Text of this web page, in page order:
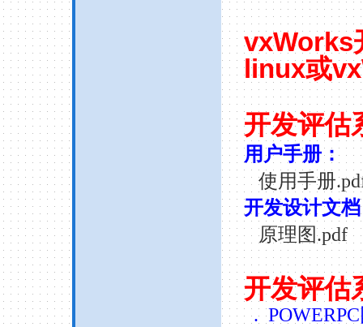
vxWorks
linux或
开发评估
用户手册：
使用手册
开发设计文
原理图.pdf
开发评估
. POWERPC